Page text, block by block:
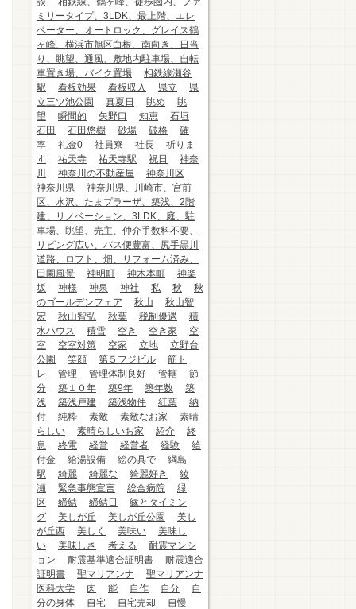
ミリータイプ、3LDK、最上階、エレ
ベーター、オートロック、グレイス鶴
ヶ峰、横浜市旭区白根、南向き、日当
り、眺望、通風、敷地内駐車場、自転
車置き場、バイク置場
相鉄線瀬谷
駅
看板効果 看板収入 県立
県
立三ツ池公園
真夏日 眺め
眺
望
瞬間的 矢野口 知恵
石垣
石田
石田悠樹 砂場 破格
確
率
礼金0 社員寮 社長
祈りま
す
祐天寺 祐天寺駅 祝日
神奈
川
神奈川の不動産屋
神奈川区
神奈川県
神奈川県、川崎市、宮前
区、水沢、たまプラーザ、築浅、2階
建、リノベーション、3LDK、庭、駐
車場、眺望、売主、仲介手数料不要、
リビング広い、バス便豊富、尻手黒川
道路、ロフト、畑、リフォーム済み、
田園風景
神明町 神木本町
神楽
坂
神様 神泉 神社 私 秋
秋
のゴールデンフェア
秋山
秋山智
宏
秋山智弘 秋葉 税制優遇
積
水ハウス
積雪 空き 空き家
空
室
空室対策 空家 立地
立野台
公園
笑顔 第５フジビル
筋ト
レ
管理 管理体制良好 管轄
節
分
築１０年 築9年 築年数
築
浅
築浅戸建 築浅物件 紅葉
納
付
純粋 素敵 素敵なお家
素晴
らしい
素晴らしいお家 紹介
終
息
終電 経営 経営者 経験
給
付金
給湯設備 絵の具で
綱島
駅
綺麗 綺麗な 綺麗好き
綾
瀬
緊急事態宣言 総合病院
緑
区
締結 締結日
縁とタイミン
グ
美しが丘 美しが丘公園
美し
が丘西
美しく 美味い
美味し
い
美味しさ 考える
耐震マンシ
ョン
耐震基準適合証明書
耐震適合
証明書
聖マリアンナ
聖マリアンナ
医科大学
肉 能 自作 自分
自
分の身体
自宅 自宅売却
自慢